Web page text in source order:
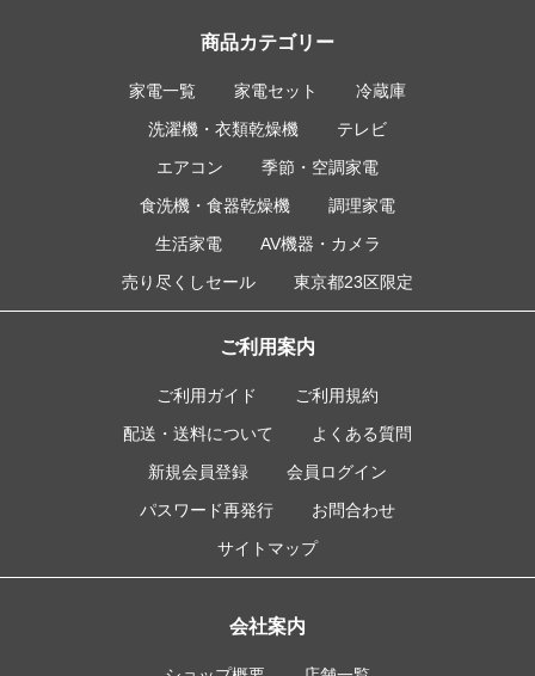
商品カテゴリー
家電一覧 家電セット
冷蔵庫
洗濯機・衣類乾燥機
テレビ
エアコン
季節・空調家電
食洗機・食器乾燥機
調理家電
生活家電
AV機器・カメラ
売り尽くしセール
東京都23区限定
ご利用案内
ご利用ガイド
ご利用規約
配送・送料について
よくある質問
新規会員登録
会員ログイン
パスワード再発行
お問合わせ
サイトマップ
会社案内